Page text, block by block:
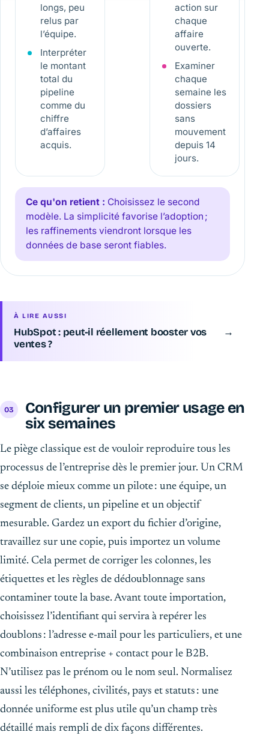
longs, peu
relus par
l’équipe.
Interpréter
le montant
total du
pipeline
comme du
chiffre
d’affaires
acquis.
action sur
chaque
affaire
ouverte.
Examiner
chaque
semaine les
dossiers
sans
mouvement
depuis 14
jours.
Ce qu'on retient : Choisissez le second
modèle. La simplicité favorise l’adoption ;
les raffinements viendront lorsque les
données de base seront fiables.
À LIRE AUSSI
HubSpot : peut-il réellement booster vos
ventes ?
→
Configurer un premier usage en
six semaines
Le piège classique est de vouloir reproduire tous les
processus de l’entreprise dès le premier jour. Un CRM
se déploie mieux comme un pilote : une équipe, un
segment de clients, un pipeline et un objectif
mesurable. Gardez un export du fichier d’origine,
travaillez sur une copie, puis importez un volume
limité. Cela permet de corriger les colonnes, les
étiquettes et les règles de dédoublonnage sans
contaminer toute la base. Avant toute importation,
choisissez l’identifiant qui servira à repérer les
doublons : l’adresse e-mail pour les particuliers, et une
combinaison entreprise + contact pour le B2B.
N’utilisez pas le prénom ou le nom seul. Normalisez
aussi les téléphones, civilités, pays et statuts : une
donnée uniforme est plus utile qu’un champ très
détaillé mais rempli de dix façons différentes.